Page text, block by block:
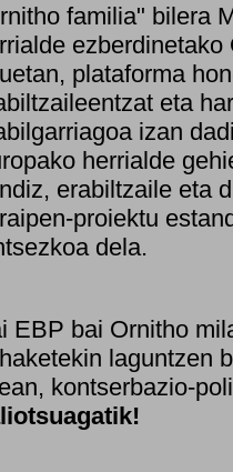
familia" bilera
plataforma
eta
izan
herrialde
erabiltzaile eta
proiektu
dela.
EBP bai Ornitho
laguntzen
kontserbazio-